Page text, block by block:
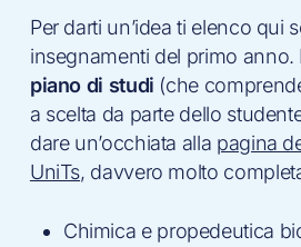
Per darti un’idea ti elenco qui
insegnamenti del primo anno.
piano di studi (che
a scelta da parte dello
dare un’occhiata alla pagina
UniTs, davvero molto
Chimica e propedeutica